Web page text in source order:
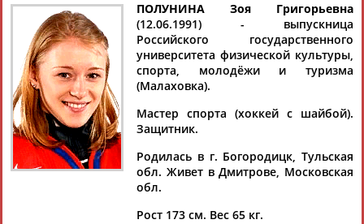
Зоя
ПОЛУНИНА
Ваш запрос: "Зоя ПОЛУНИНА"
Документы 1-1 из 1 найденных уникальных документов
Назван окончательный состав женской сборной России по
хоккею на чемпионат мира в Швейцарии
...Александра Капустина, Светлана Ткачёва, Алена Хомич,
Анна Щукина /все - СКИФ/, Инна Дюбанок, Ольга Пермякова,
ЗояПолунина/все - "Торнадо"/. Нападающие: Ольга
Семенец, Ольга Сосина, Светлана Терентьева, Екатерина
Смоленцева /СКИФ/, Ия...
Информационное агентство СТАДИОН)
Хоккей
ПОЛУНИНА Зоя Григорьевна
(12.06.1991) - выпускница
Российского государственного
университета физической культуры,
спорта, молодёжи и туризма
(Малаховка).
Мастер спорта (хоккей с шайбой).
Защитник.
Родилась в г. Богородицк, Тульская
обл. Живет в Дмитрове, Московская
обл.
Рост 173 см. Вес 65 кг.